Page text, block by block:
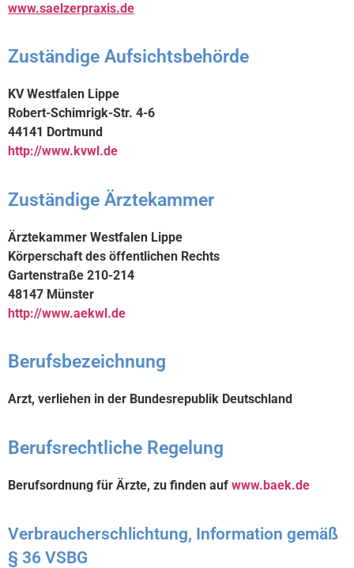
www.saelzerpraxis.de
Zuständige Aufsichtsbehörde
KV Westfalen Lippe
Robert-Schimrigk-Str. 4-6
44141 Dortmund
http://www.kvwl.de
Zuständige Ärztekammer
Ärztekammer Westfalen Lippe
Körperschaft des öffentlichen Rechts
Gartenstraße 210-214
48147 Münster
http://www.aekwl.de
Berufsbezeichnung
Arzt, verliehen in der Bundesrepublik Deutschland
Berufsrechtliche Regelung
Berufsordnung für Ärzte, zu finden auf www.baek.de
Verbraucherschlichtung, Information gemäß
§ 36 VSBG